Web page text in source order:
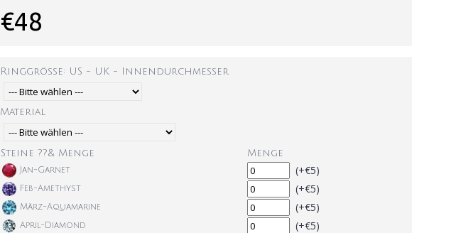
€48
Ringgröße: US - UK - Innendurchmesser
Material
Steine ??& Menge Menge
Jan-Garnet (+€5)
Feb-Amethyst (+€5)
März-Aquamarine (+€5)
April-Diamond (+€5)